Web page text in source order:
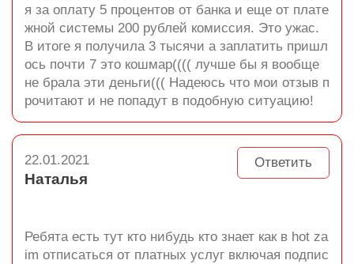
я за оплату 5 процентов от банка и еще от плате
жной системы 200 рублей комиссия. Это ужас.
В итоге я получила 3 тысячи а заплатить пришл
ось почти 7 это кошмар(((( лучше бы я вообще
не брала эти деньги((( Надеюсь что мои отзыв п
рочитают и не попадут в подобную ситуацию!
Ответить
22.01.2021
Наталья
Ребята есть тут кто нибудь кто знает как в hot za
im отписаться от платных услуг включая подпис